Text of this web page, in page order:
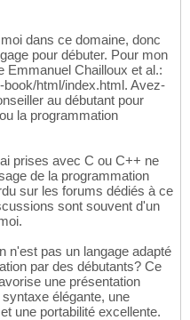
dans ce domaine, donc
pour débuter. Pour mon
Emmanuel Chailloux et al.:
html/index.html. Avez-
au débutant pour
la programmation
prises avec C ou C++ ne
de la programmation
sur les forums dédiés à ce
sont souvent d'un
n'est pas un langage adapté
par des débutants? Ce
une présentation
élégante, une
une portabilité excellente.